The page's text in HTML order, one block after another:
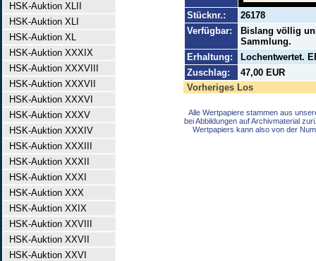
HSK-Auktion XLII
HSK-Auktion XLI
HSK-Auktion XL
HSK-Auktion XXXIX
HSK-Auktion XXXVIII
HSK-Auktion XXXVII
HSK-Auktion XXXVI
HSK-Auktion XXXV
HSK-Auktion XXXIV
HSK-Auktion XXXIII
HSK-Auktion XXXII
HSK-Auktion XXXI
HSK-Auktion XXX
HSK-Auktion XXIX
HSK-Auktion XXVIII
HSK-Auktion XXVII
HSK-Auktion XXVI
Stücknr.:
26178
Verfügbar:
Bislang völlig
Sammlung.
Erhaltung:
Lochentwertet.
Zuschlag:
47,00 EUR
Vorheriges Los
Alle Wertpapiere stammen aus
bei Abbildungen auf Archivmaterial
Wertpapiers kann also von der